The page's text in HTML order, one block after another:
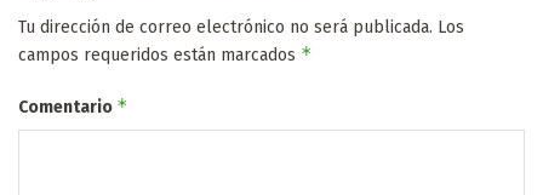
Tu dirección de correo electrónico no será publicada. Los
campos requeridos están marcados *
Comentario *